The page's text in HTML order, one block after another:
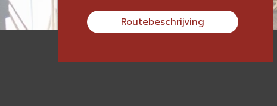
Routebeschrijving